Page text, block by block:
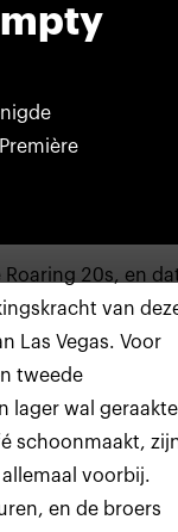
20s, en
van
Las Vegas. Voor
tweede
lager wal geraakte
schoonmaakt,
voorbij.
en de broers